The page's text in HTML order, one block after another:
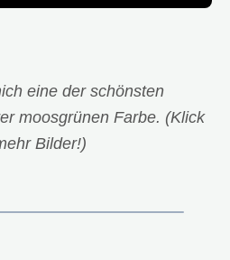
eine der schönsten
moosgrünen Farbe. (Klick
Bilder!)